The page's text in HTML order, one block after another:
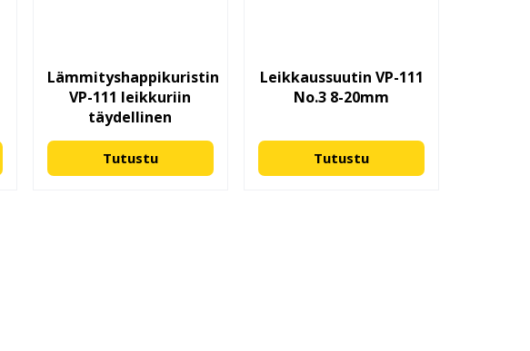
Lämmityshappikuristin
VP-111 leikkuriin
täydellinen
Tutustu
Leikkaussuutin VP-111
No.3 8-20mm
Tutustu